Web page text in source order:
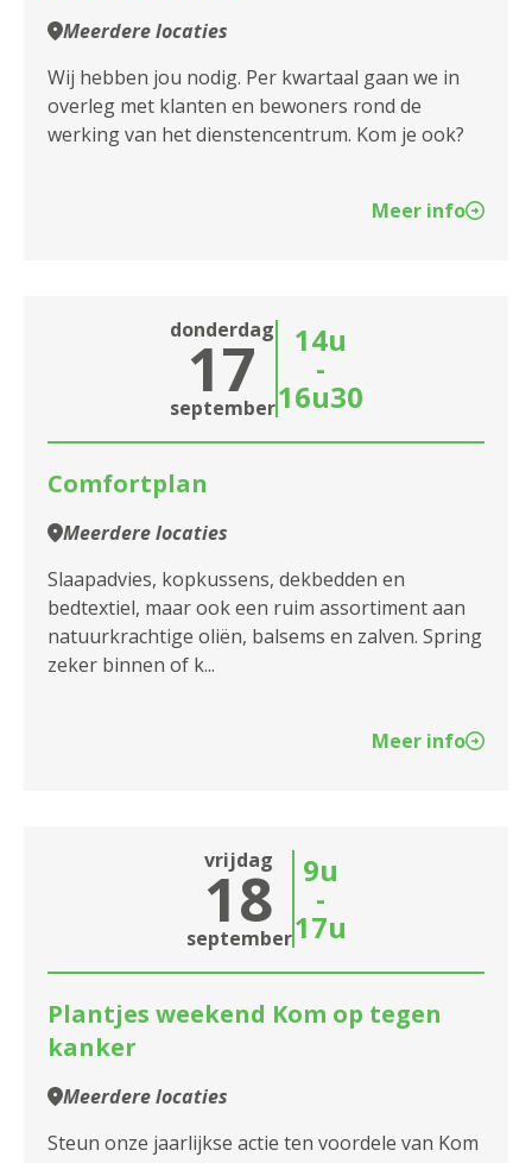
Zitdagen klantendienst
2140 Borgerhout
2660 Hoboken
2950 Kapellen
Meerdere locaties
Wij hebben jou nodig. Per kwartaal gaan we in
overleg met klanten en bewoners rond de
werking van het dienstencentrum. Kom je ook?
Meer info
donderdag
17
september
14u
-
16u30
Comfortplan
Meerdere locaties
Slaapadvies, kopkussens, dekbedden en
bedtextiel, maar ook een ruim assortiment aan
natuurkrachtige oliën, balsems en zalven. Spring
zeker binnen of k...
Meer info
vrijdag
18
september
9u
-
17u
Plantjes weekend Kom op tegen
kanker
Meerdere locaties
Steun onze jaarlijkse actie ten voordele van Kom